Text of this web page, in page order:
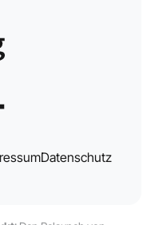
Datenschutz